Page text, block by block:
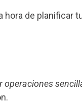
hora de planificar